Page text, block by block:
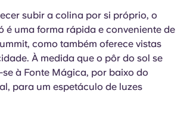
subir a colina por si próprio, o
é uma forma rápida e conveniente de
como também oferece vistas
À medida que o pôr do sol se
à Fonte Mágica, por baixo do
para um espetáculo de luzes